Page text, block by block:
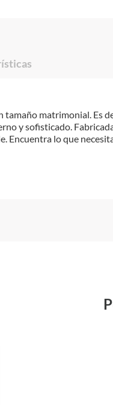
tamaño matrimonial. Es
y sofisticado.
Encuentra lo que